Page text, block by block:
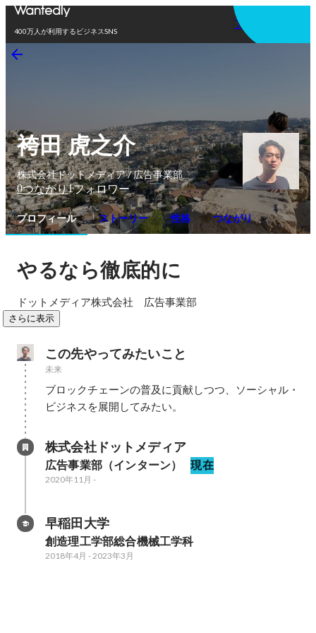
400万人が利用するビジネスSNS
アプリを使う
袴田 虎之介
株式会社ドットメディア / 広告事業部
0つながり1フォロワー
プロフィール ストーリー 性格 つながり
やるなら徹底的に
ドットメディア株式会社　広告事業部
さらに表示
この先やってみたいこと
未来
ブロックチェーンの普及に貢献しつつ、ソーシャル・
ビジネスを展開してみたい。
株式会社ドットメディア
広告事業部（インターン） 現在
2020年11月 -
早稲田大学
創造理工学部総合機械工学科
2018年4月 -2023年3月